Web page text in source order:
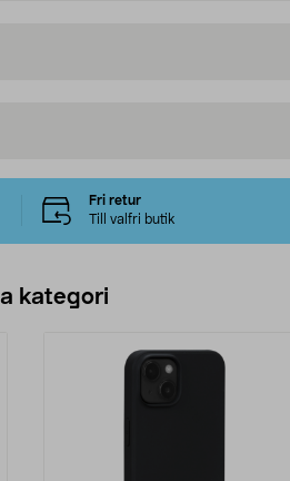
Fri retur
Till valfri butik
kategori